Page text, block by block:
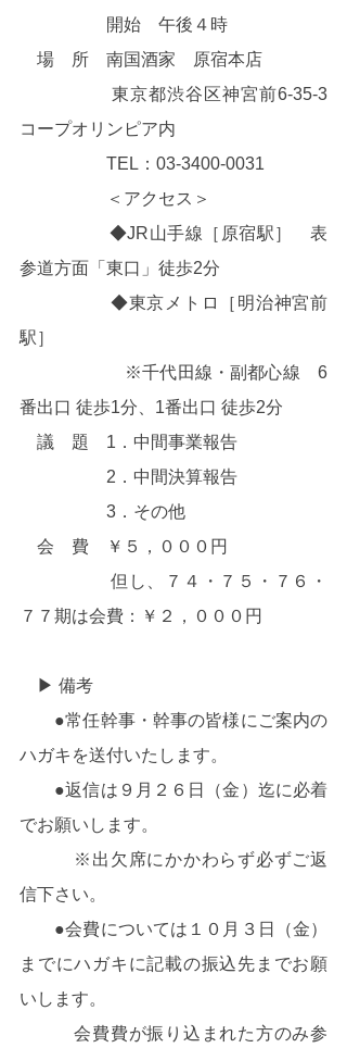
開始　午後４時
場　所　南国酒家　原宿本店
東京都渋谷区神宮前6-35-3
コープオリンピア内
TEL：03-3400-0031
＜アクセス＞
◆JR山手線［原宿駅］　表
参道方面「東口」徒歩2分
◆東京メトロ［明治神宮前
駅］
※千代田線・副都心線　6
番出口 徒歩1分、1番出口 徒歩2分
議　題　1．中間事業報告
2．中間決算報告
3．その他
会　費　￥５，０００円
但し、７４・７５・７６・
７７期は会費：￥２，０００円
▶ 備考
●常任幹事・幹事の皆様にご案内の
ハガキを送付いたします。
●返信は９月２６日（金）迄に必着
でお願いします。
※出欠席にかかわらず必ずご返
信下さい。
●会費については１０月３日（金）
までにハガキに記載の振込先までお願
いします。
会費費が振り込まれた方のみ参